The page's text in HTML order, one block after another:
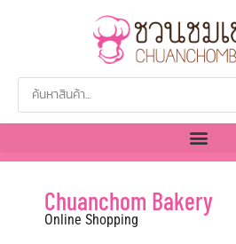
Chuanchom Bakery
Online Shopping